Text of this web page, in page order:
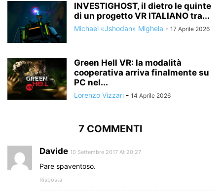
INVESTIGHOST, il dietro le quinte
di un progetto VR ITALIANO tra...
Michael «Jshodan» Mighela - 17 Aprile 2026
Green Hell VR: la modalità
cooperativa arriva finalmente su
PC nel...
Lorenzo Vizzari - 14 Aprile 2026
7 COMMENTI
Davide 10 Settembre 2017 At 20:27
Pare spaventoso.
Risposta